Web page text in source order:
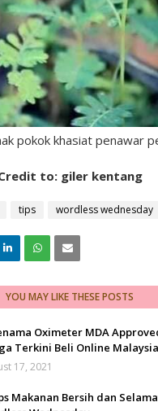
pokok khasiat penawar
to: giler kentang
tips wordless wednesday
YOU MAY LIKE THESE POSTS
Oximeter MDA
Terkini Beli Online Malaysia
17, 2021
Makanan Bersih dan